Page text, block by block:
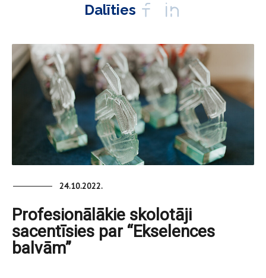
Dalīties
24.10.2022.
Profesionālākie skolotāji
sacentīsies par “Ekselences
balvām”